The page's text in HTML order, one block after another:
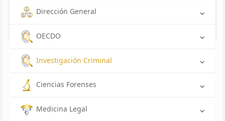
Bienestar Animal
Rendición de cuentas hacia las comunidades 2021
Rendición de cuentas hacia la comunidad 2021
Dirección General
OECDO
Investigación Criminal
Ciencias Forenses
Medicina Legal